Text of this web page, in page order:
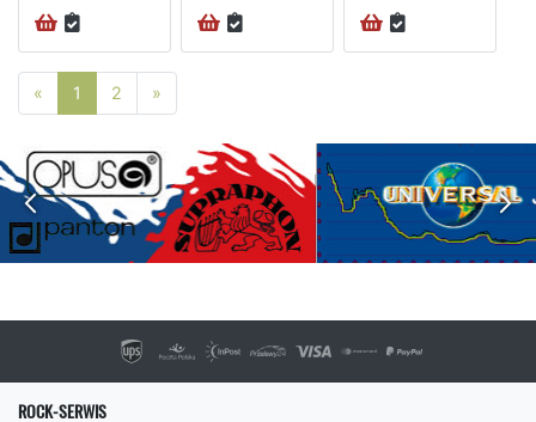
« Poprzednia strona
1 2 »
ROCK-SERWIS